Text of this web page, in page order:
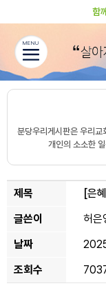
함
MENU
분당우리게시판은 우리
개인의 소소한
제목 [은
글쓴이
허은
날짜
조회수